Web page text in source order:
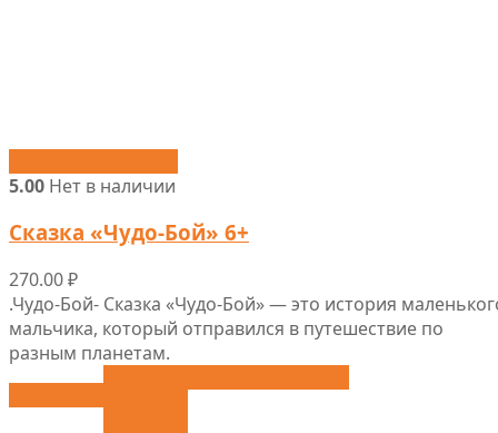
5.00 Нет в наличии
Сказка «Чудо-Бой» 6+
270.00₽
.Чудо-Бой- Сказка «Чудо-Бой» — это история
мальчика, который отправился в путешествие по
разным планетам.